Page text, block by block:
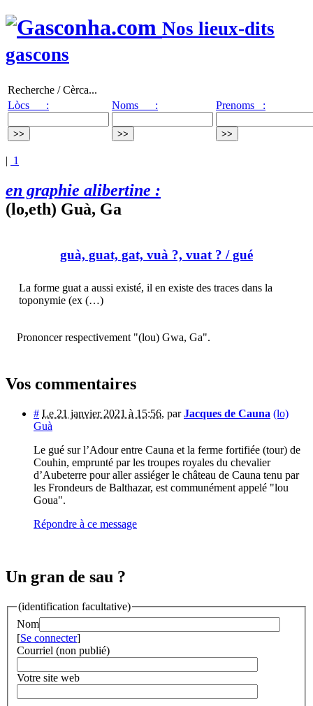
Nos lieux-dits
gascons
Recherche / Cèrca...
Lòcs :
Noms : Prenoms :
| 1
en graphie alibertine :
(lo,eth) Guà, Ga
guà, guat, gat, vuà ?, vuat ? / gué
La forme guat a aussi existé, il en existe des traces dans la
toponymie (ex (…)
Prononcer respectivement "(lou) Gwa, Ga".
Vos commentaires
# Le 21 janvier 2021 à 15:56, parJacques de Cauna (lo)
Guà
Le gué sur l’Adour entre Cauna et la ferme fortifiée (tour) de
Couhin, emprunté par les troupes royales du chevalier
d’Aubeterre pour aller assiéger le château de Cauna tenu par
les Frondeurs de Balthazar, est communément appelé "lou
Goua".
Répondre à ce message
Un gran de sau ?
(identification facultative)
Nom
[Se connecter]
Courriel (non publié)
Votre site web